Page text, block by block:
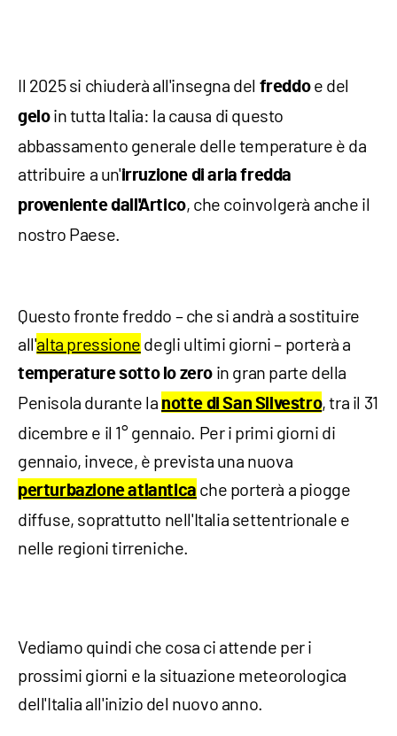
Il 2025 si chiuderà all'insegna del freddoe del
geloin tutta Italia: la causa di questo
abbassamento generale delle temperature è da
attribuire a un'irruzione di aria fredda
proveniente dall'Artico, che coinvolgerà anche il
nostro Paese.
Questo fronte freddo – che si andrà a sostituire
all'alta pressione degli ultimi giorni – porterà a
temperature sotto lo zero in gran parte della
Penisola durante la notte di San Silvestro, tra il 31
dicembre e il 1° gennaio. Per i primi giorni di
gennaio, invece, è prevista una nuova
perturbazione atlantica che porterà a piogge
diffuse, soprattutto nell'Italia settentrionale e
nelle regioni tirreniche.
Vediamo quindi che cosa ci attende per i
prossimi giorni e la situazione meteorologica
dell'Italia all'inizio del nuovo anno.